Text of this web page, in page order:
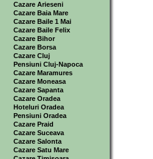
Cazare Arieseni
Cazare Baia Mare
Cazare Baile 1 Mai
Cazare Baile Felix
Cazare Bihor
Cazare Borsa
Cazare Cluj
Pensiuni Cluj-Napoca
Cazare Maramures
Cazare Moneasa
Cazare Sapanta
Cazare Oradea
Hoteluri Oradea
Pensiuni Oradea
Cazare Praid
Cazare Suceava
Cazare Salonta
Cazare Satu Mare